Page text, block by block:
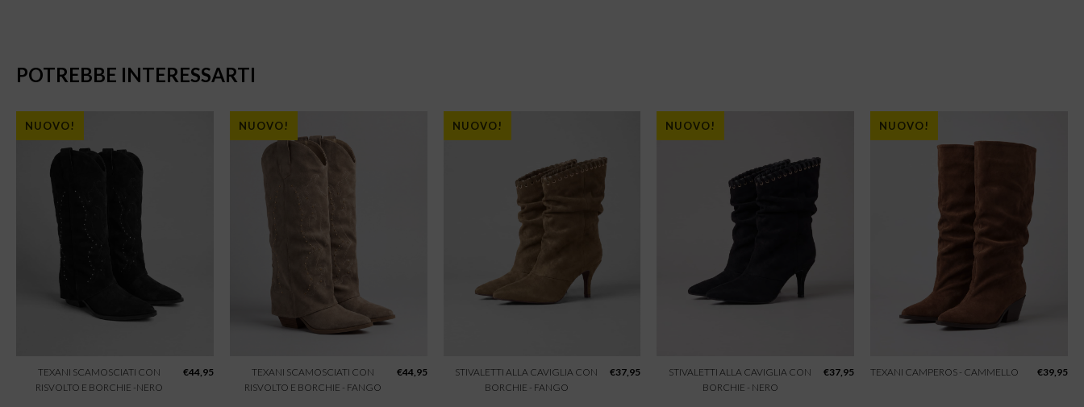
POTREBBE INTERESSARTI
NUOVO!
TEXANI SCAMOSCIATI CON
RISVOLTO E BORCHIE -NERO
€44,95
NUOVO!
TEXANI SCAMOSCIATI CON
RISVOLTO E BORCHIE - FANGO
€44,95
NUOVO!
STIVALETTI ALLA CAVIGLIA CON
BORCHIE - FANGO
€37,95
NUOVO!
STIVALETTI ALLA CAVIGLIA CON
BORCHIE - NERO
€37,95
NUOVO!
TEXANI CAMPEROS - CAMMELLO €39,95